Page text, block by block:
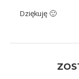
Dziękuję 🙂